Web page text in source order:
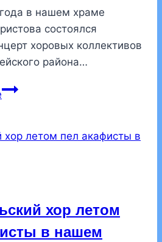
в нашем храме
состоялся
хоровых коллективов
района…
В
состоялся
перезвоны»хор летом
в нашем